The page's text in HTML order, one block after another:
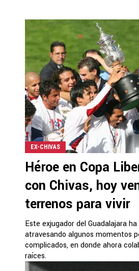
EX-CHIVAS
Héroe en Copa
con Chivas, hoy
terrenos para vivir
Este exjugador del Guadalajara
atravesando algunos momentos
complicados, en donde ahora
raíces.